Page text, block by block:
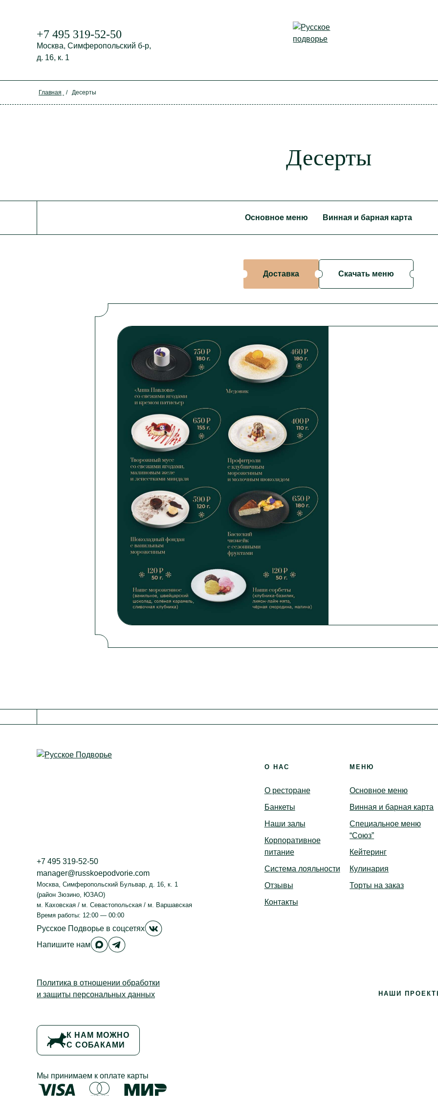
О ресторане
Банкеты
Наши залы
Отзывы
Основное меню
Винная и барная карта
Специальное меню “Союз”
Торты на заказ Поминки Зал
+7 495 319-52-50
Москва, Симферопольский б-р,
д. 16, к. 1
Главная / Десерты
Десерты
Основное меню Винная и барная карта
Доставка Скачать меню
+7 495 319-52-50
manager@russkoepodvorie.com
Москва, Симферопольский Бульвар, д. 16, к. 1
(район Зюзино, ЮЗАО)
м. Каховская / м. Севастопольская / м. Варшавская
Время работы: 12:00 — 00:00
Русское Подворье в соцсетях
Напишите нам Русское Подворье в Max
Политика в отношении обработки
и защиты персональных данных
К НАМ МОЖНО
С СОБАКАМИ
Мы принимаем к оплате карты
О НАС
О ресторане
Банкеты
Наши залы
Корпоративное
питание
Система лояльности
Отзывы
Контакты
МЕНЮ
Основное меню
Винная и барная карта
Специальное меню
“Союз”
Кейтеринг
Кулинария
Торты на заказ
НАШИ